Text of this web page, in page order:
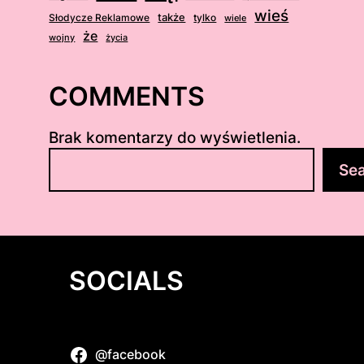
Słodycze Reklamowe także tylko wiele wieś
wojny że życia
COMMENTS
Brak komentarzy do wyświetlenia.
u
a
SOCIALS
@facebook